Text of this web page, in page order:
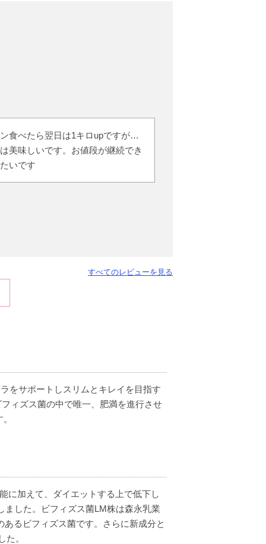
食べたら翌日は1キロupですが…
美味しいです。お値段が継続でき
いです
すべてのレビューを見る
をサポートしスリムとキレイを目指す
ィズス菌の中で唯一、肥満を進行させ
に加えて、ダイエットする上で低下し
ました。ビフィズス菌LM株は森永乳業
るビフィズス菌です。さらに新成分と
。